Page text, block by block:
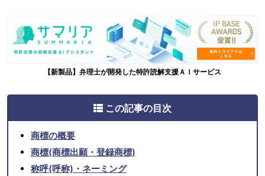
【新製品】弁理士が開発した特許読解支援ＡＩサービス
この記事の目次
商標の概要
商標(商標出願・登録商標)
称呼(呼称)・ネーミング